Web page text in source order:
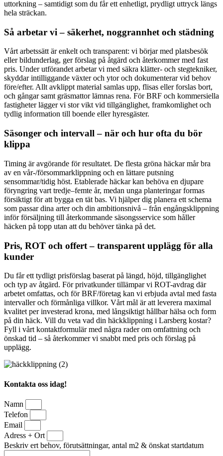
uttorkning – samtidigt som du får ett enhetligt, prydligt uttryck längs
hela sträckan.
Så arbetar vi – säkerhet, noggrannhet och städning
Vårt arbetssätt är enkelt och transparent: vi börjar med platsbesök
eller bildunderlag, ger förslag på åtgärd och återkommer med fast
pris. Under utförandet arbetar vi med säkra klätter- och stegtekniker,
skyddar intilliggande växter och ytor och dokumenterar vid behov
före/efter. Allt avklippt material samlas upp, flisas eller forslas bort,
och gångar samt gräsmattor lämnas rena. För BRF och kommersiella
fastigheter lägger vi stor vikt vid tillgänglighet, framkomlighet och
tydlig information till boende eller hyresgäster.
Säsonger och intervall – när och hur ofta du bör
klippa
Timing är avgörande för resultatet. De flesta gröna häckar mår bra
av en vår-/försommarklippning och en lättare putsning
sensommar/tidig höst. Etablerade häckar kan behöva en djupare
föryngring vart tredje–femte år, medan unga planteringar formas
försiktigt för att bygga en tät bas. Vi hjälper dig planera ett schema
som passar dina arter och din ambitionsnivå – från engångsklippning
inför försäljning till återkommande säsongsservice som håller
häcken på topp utan att du behöver tänka på det.
Pris, ROT och offert – transparent upplägg för alla
kunder
Du får ett tydligt prisförslag baserat på längd, höjd, tillgänglighet
och typ av åtgärd. För privatkunder tillämpar vi ROT-avdrag där
arbetet omfattas, och för BRF/företag kan vi erbjuda avtal med fasta
intervaller och förmånliga villkor. Vårt mål är att leverera maximal
kvalitet per investerad krona, med långsiktigt hållbar hälsa och form
på din häck. Vill du veta vad din häckklippning i Larsberg kostar?
Fyll i vårt kontaktformulär med några rader om omfattning och
önskad tid – så återkommer vi snabbt med pris och förslag på
upplägg.
Kontakta oss idag!
Namn
Telefon
Email
Adress + Ort
Beskriv ert behov, förutsättningar, antal m2 & önskat startdatum